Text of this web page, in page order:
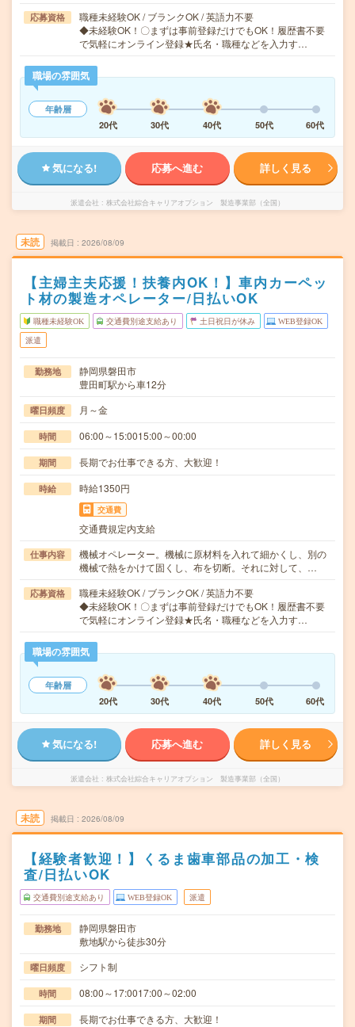
応募資格
職種未経験OK / ブランクOK / 英語力不要
◆未経験OK！〇まずは事前登録だけでもOK！履歴書不要
で気軽にオンライン登録★氏名・職種などを入力す…
職場の雰囲気
年齢層
20代
30代 40代 50代 60代
気になる! 応募へ進む 詳しく見る
派遣会社 株式会社綜合キャリアオプション 製造事業部（全国）
未読 掲載日 2026/08/09
【主婦主夫応援！扶養内OK！】車内カーペッ
ト材の製造オペレーター/日払いOK
職種未経験OK 交通費別途支給あり 土日祝日が休み WEB登録OK
派遣
勤務地
静岡県磐田市
豊田町駅から車12分
曜日頻度 月～金
時間 06:00～15:0015:00～00:00
期間 長期でお仕事できる方、大歓迎！
時給 時給1350円
交通費
交通費規定内支給
仕事内容
機械オペレーター。機械に原材料を入れて細かくし、別の
機械で熱をかけて固くし、布を切断。それに対して、…
応募資格
職種未経験OK / ブランクOK / 英語力不要
◆未経験OK！〇まずは事前登録だけでもOK！履歴書不要
で気軽にオンライン登録★氏名・職種などを入力す…
職場の雰囲気
年齢層
20代
30代 40代 50代 60代
気になる! 応募へ進む 詳しく見る
派遣会社 株式会社綜合キャリアオプション 製造事業部（全国）
未読 掲載日 2026/08/09
【経験者歓迎！】くるま歯車部品の加工・検
査/日払いOK
交通費別途支給あり WEB登録OK 派遣
勤務地
静岡県磐田市
敷地駅から徒歩30分
曜日頻度 シフト制
時間 08:00～17:0017:00～02:00
期間 長期でお仕事できる方、大歓迎！